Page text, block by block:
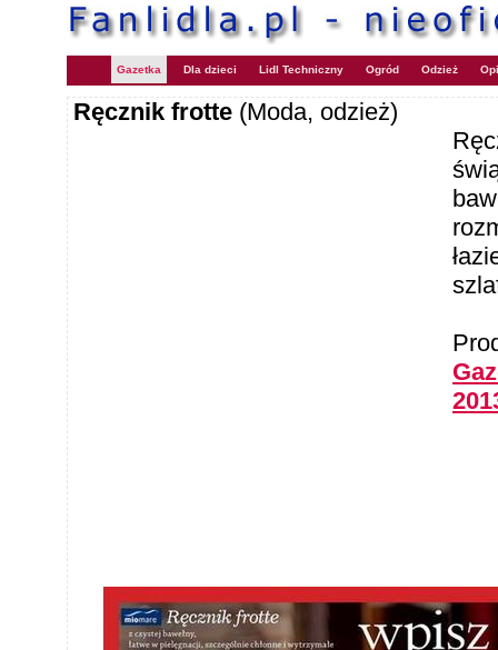
Gazetka Dla dzieci Lidl Techniczny Ogród Odzież
Ręcznik frotte (Moda, odzież)